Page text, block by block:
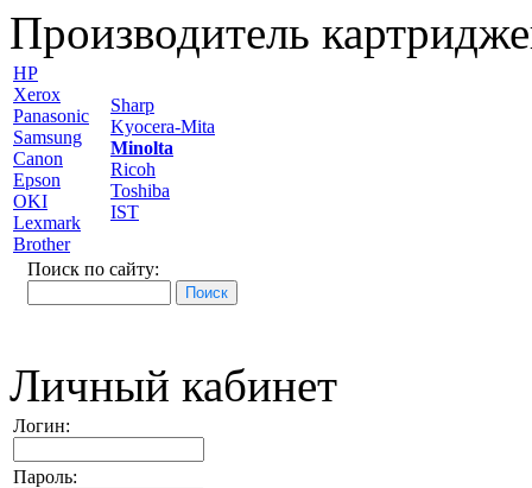
Производитель
HP
Xerox
Panasonic
Samsung
Canon
Epson
OKI
Lexmark
Brother
Sharp
Kyocera-Mita
Minolta
Ricoh
Toshiba
IST
Поиск по сайту:
Личный кабинет
Логин:
Пароль: